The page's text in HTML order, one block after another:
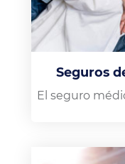
Seguros
El seguro